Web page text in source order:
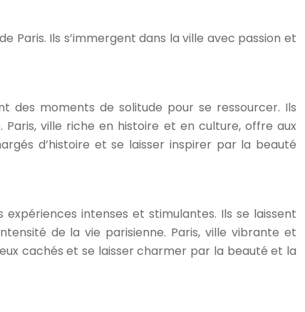
Paris. Ils s’immergent dans la ville avec passion et
des moments de solitude pour se ressourcer. Ils
ville riche en histoire et en culture, offre aux
d’histoire et se laisser inspirer par la beauté
intenses et stimulantes. Ils se laissent
de la vie parisienne. Paris, ville vibrante et
cachés et se laisser charmer par la beauté et la